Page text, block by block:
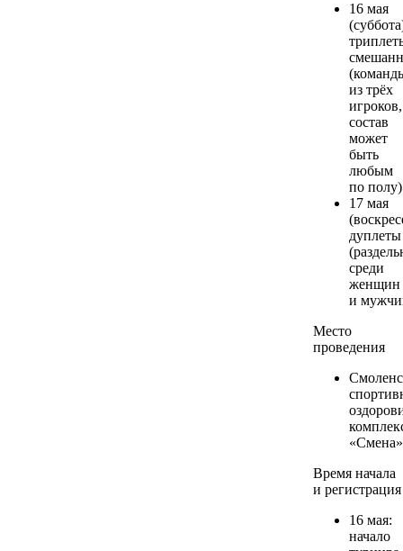
16 мая
из трёх
игроков,
состав
может
быть
любым
по
17 мая
дуплеты
среди
женщин
и
Место
проведения
Время начала
и регистрация
16 мая:
начало